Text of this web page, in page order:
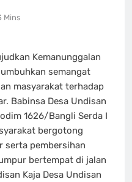
Mins
Kemanunggalan
semangat
masyarakat terhadap
Babinsa Desa Undisan
1626/Bangli Serda I
bergotong
serta pembersihan
bertempat di jalan
Kaja Desa Undisan